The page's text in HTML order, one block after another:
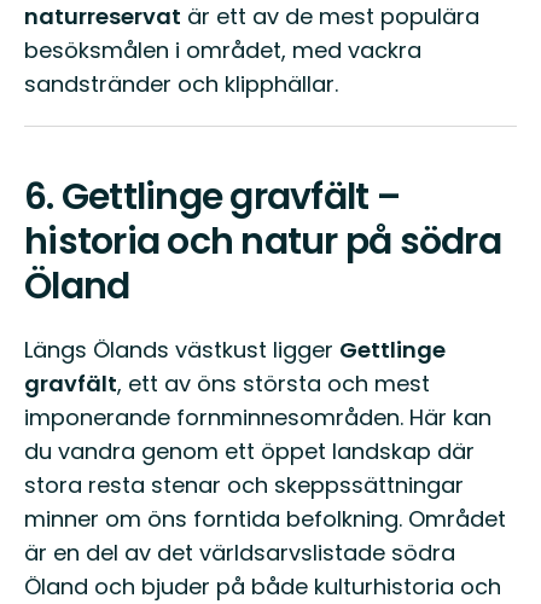
naturreservat är ett av de mest populära
besöksmålen i området, med vackra
sandstränder och klipphällar.
6.Gettlinge gravfält –
historia och natur på södra
Öland
Längs Ölands västkust ligger Gettlinge
gravfält, ett av öns största och mest
imponerande fornminnesområden. Här kan
du vandra genom ett öppet landskap där
stora resta stenar och skeppssättningar
minner om öns forntida befolkning. Området
är en del av det världsarvslistade södra
Öland och bjuder på både kulturhistoria och